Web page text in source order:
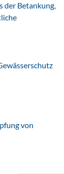
der Betankung,
von